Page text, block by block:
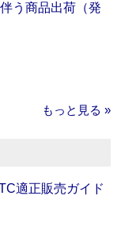
う商品出荷（発
もっと見る »
適正販売ガイド